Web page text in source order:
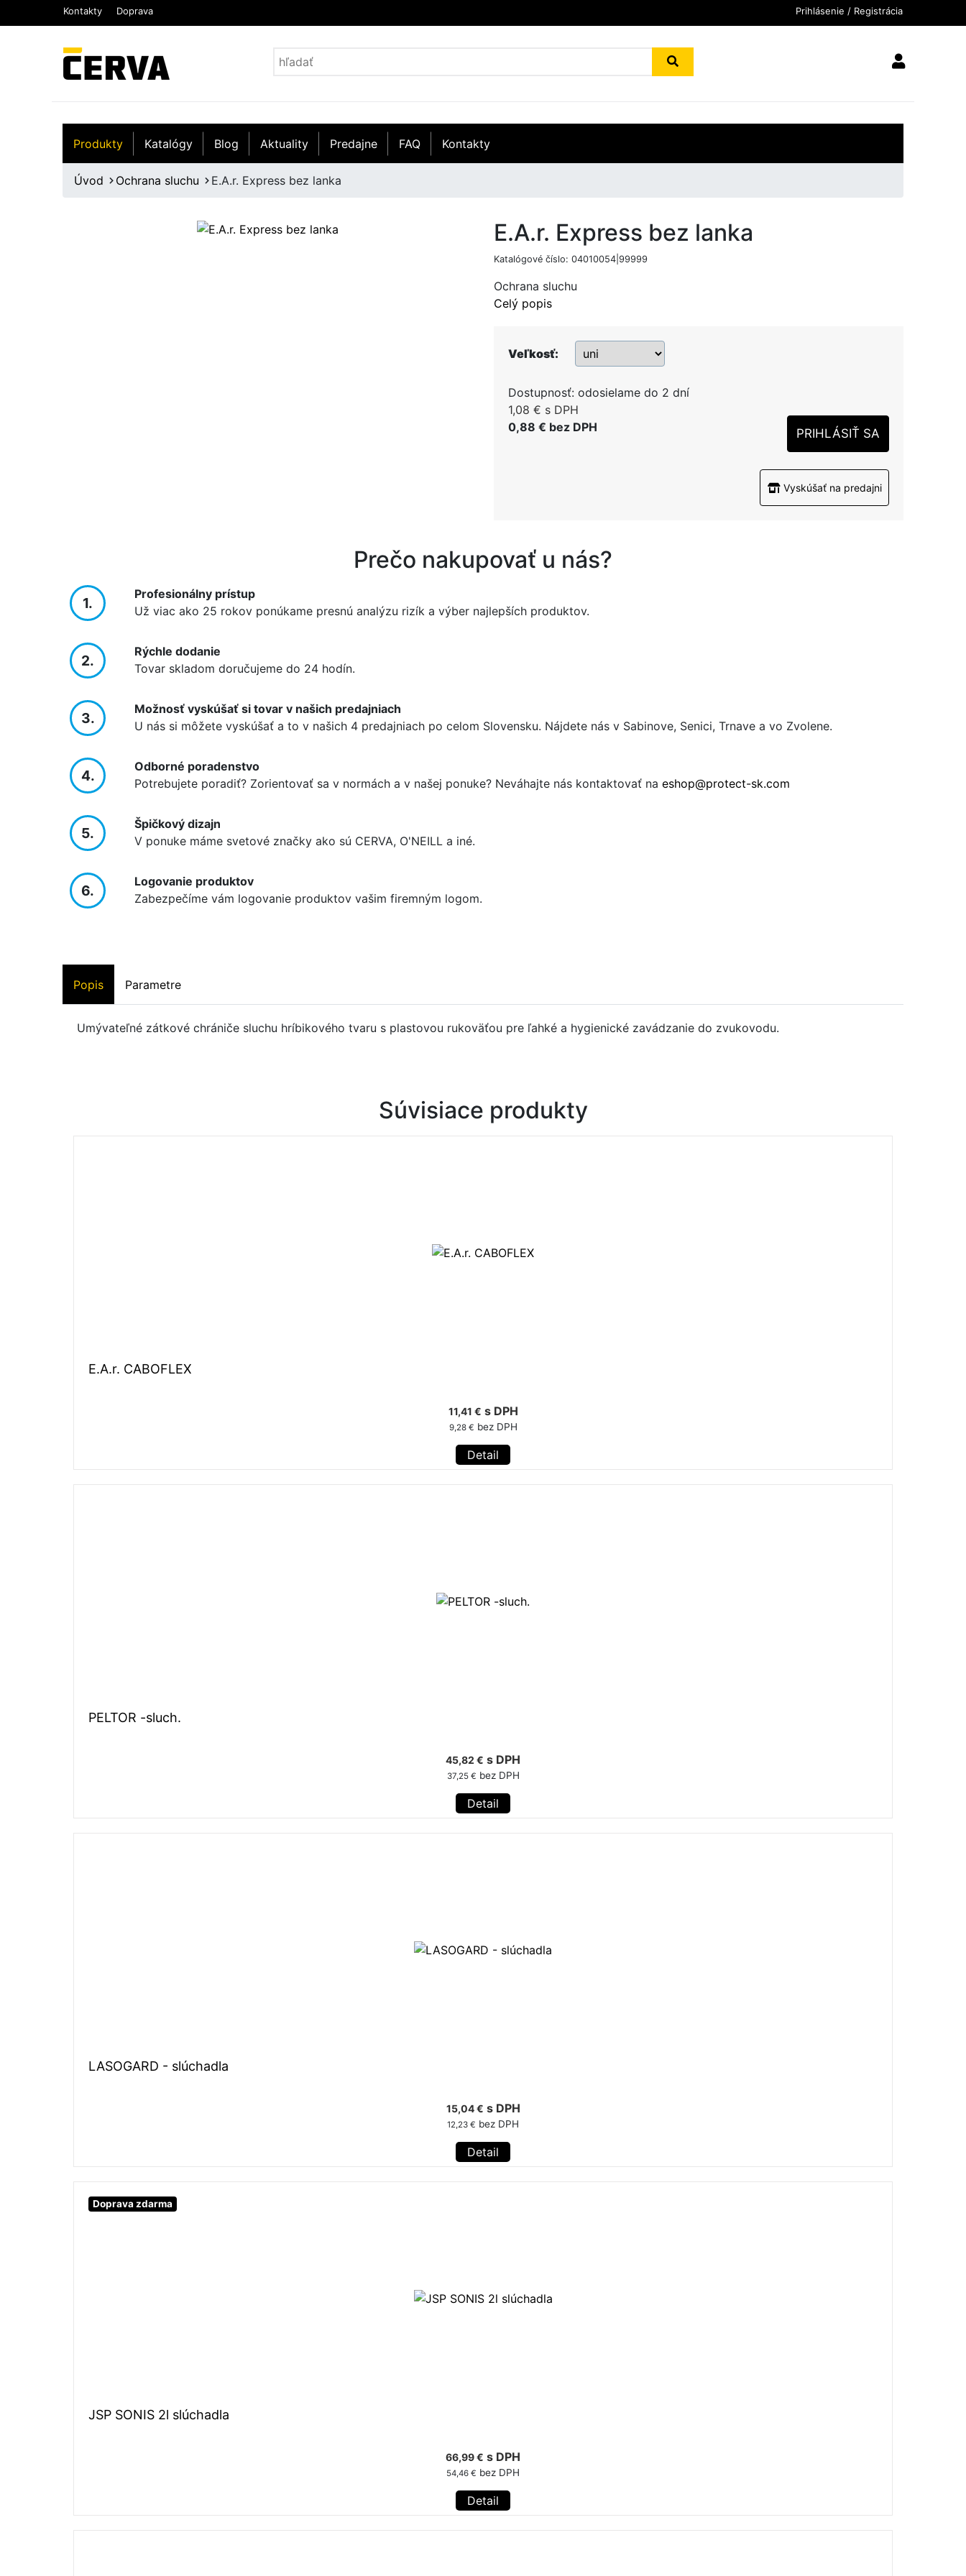
Kontakty Doprava Prihlásenie / Registrácia
Produkty Katalógy Blog Aktuality Predajne FAQ Kontakty
Úvod Ochrana sluchu E.A.r. Express bez lanka
E.A.r. Express bez lanka
Katalógové číslo: 04010054|99999
Ochrana sluchu
Celý popis
Veľkosť:
Dostupnosť: odosielame do 2 dní
1,08 € s DPH
0,88 € bez DPH PRIHLÁSIŤ SA
Vyskúšať na predajni
Prečo nakupovať u nás?
1.
Profesionálny prístup
Už viac ako 25 rokov ponúkame presnú analýzu rizík a výber najlepších produktov.
2.
Rýchle dodanie
Tovar skladom doručujeme do 24 hodín.
3.
Možnosť vyskúšať si tovar v našich predajniach
U nás si môžete vyskúšať a to v našich 4 predajniach po celom Slovensku. Nájdete nás v Sabinove, Senici, Trnave a vo Zvolene.
4.
Odborné poradenstvo
Potrebujete poradiť? Zorientovať sa v normách a v našej ponuke? Neváhajte nás kontaktovať na eshop@protect-sk.com
5.
Špičkový dizajn
V ponuke máme svetové značky ako sú CERVA, O'NEILL a iné.
6.
Logovanie produktov
Zabezpečíme vám logovanie produktov vašim firemným logom.
Popis Parametre
Umývateľné zátkové chrániče sluchu hríbikového tvaru s plastovou rukoväťou pre ľahké a hygienické zavádzanie do zvukovodu.
Súvisiace produkty
E.A.r. CABOFLEX
11,41 € s DPH
9,28 € bez DPH
Detail
PELTOR -sluch.
45,82 € s DPH
37,25 € bez DPH
Detail
LASOGARD - slúchadla
15,04 € s DPH
12,23 € bez DPH
Detail
Doprava zdarma
JSP SONIS 2l slúchadla
66,99 € s DPH
54,46 € bez DPH
Detail